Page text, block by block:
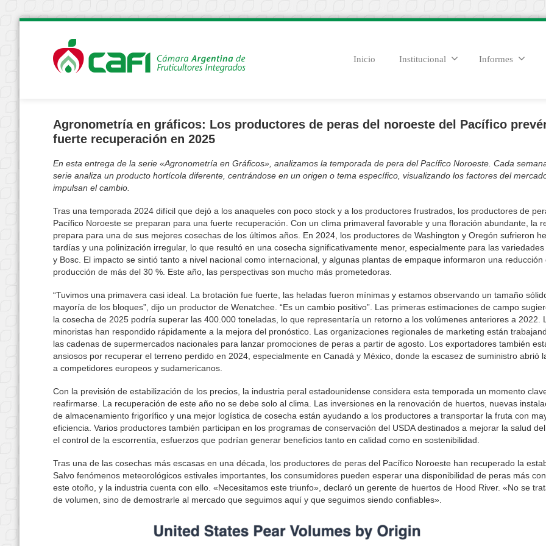
Inicio Institucional Informes
Agronometría en gráficos: Los productores de peras del noroeste del Pacífico
fuerte recuperación en 2025
En esta entrega de la serie «Agronometría en Gráficos», analizamos la temporada de pera del Pacífico Noroeste. Cada
serie analiza un producto hortícola diferente, centrándose en un origen o tema específico, visualizando los factores del
impulsan el cambio.
Tras una temporada 2024 difícil que dejó a los anaqueles con poco stock y a los productores frustrados, los productores de
Pacífico Noroeste se preparan para una fuerte recuperación. Con un clima primaveral favorable y una floración abundante, la
prepara para una de sus mejores cosechas de los últimos años. En 2024, los productores de Washington y Oregón sufrieron
tardías y una polinización irregular, lo que resultó en una cosecha significativamente menor, especialmente para las
y Bosc. El impacto se sintió tanto a nivel nacional como internacional, y algunas plantas de empaque informaron una reducción
producción de más del 30 %. Este año, las perspectivas son mucho más prometedoras.
“Tuvimos una primavera casi ideal. La brotación fue fuerte, las heladas fueron mínimas y estamos observando un tamaño
mayoría de los bloques”, dijo un productor de Wenatchee. “Es un cambio positivo”. Las primeras estimaciones de campo
la cosecha de 2025 podría superar las 400.000 toneladas, lo que representaría un retorno a los volúmenes anteriores a 2022.
minoristas han respondido rápidamente a la mejora del pronóstico. Las organizaciones regionales de marketing están
las cadenas de supermercados nacionales para lanzar promociones de peras a partir de agosto. Los exportadores también
ansiosos por recuperar el terreno perdido en 2024, especialmente en Canadá y México, donde la escasez de suministro abrió
a competidores europeos y sudamericanos.
Con la previsión de estabilización de los precios, la industria peral estadounidense considera esta temporada un momento
reafirmarse. La recuperación de este año no se debe solo al clima. Las inversiones en la renovación de huertos, nuevas
de almacenamiento frigorífico y una mejor logística de cosecha están ayudando a los productores a transportar la fruta con
eficiencia. Varios productores también participan en los programas de conservación del USDA destinados a mejorar la salud
el control de la escorrentía, esfuerzos que podrían generar beneficios tanto en calidad como en sostenibilidad.
Tras una de las cosechas más escasas en una década, los productores de peras del Pacífico Noroeste han recuperado la
Salvo fenómenos meteorológicos estivales importantes, los consumidores pueden esperar una disponibilidad de peras más
este otoño, y la industria cuenta con ello. «Necesitamos este triunfo», declaró un gerente de huertos de Hood River. «No se
de volumen, sino de demostrarle al mercado que seguimos aquí y que seguimos siendo confiables».